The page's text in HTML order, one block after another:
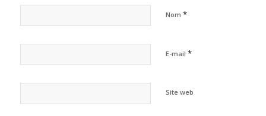
Nom *
E-mail *
Site web